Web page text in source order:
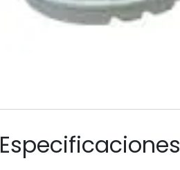
Especificaciones